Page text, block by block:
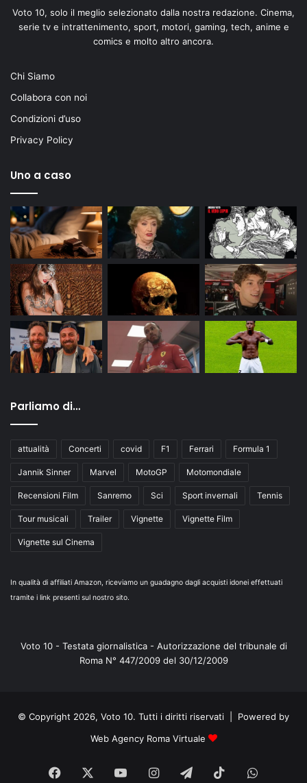
Voto 10, solo il meglio selezionato dalla nostra redazione. Cinema,
serie tv e intrattenimento, sport, motori, gaming, tech, anime e
comics e molto altro ancora.
Chi Siamo
Collabora con noi
Condizioni d’uso
Privacy Policy
Uno a caso
Parliamo di…
attualità Concerti covid F1 Ferrari Formula 1
Jannik Sinner Marvel MotoGP Motomondiale
Recensioni Film Sanremo Sci Sport invernali Tennis
Tour musicali Trailer Vignette Vignette Film
Vignette sul Cinema
In qualità di affiliati Amazon, riceviamo un guadagno dagli acquisti idonei effettuati
tramite i link presenti sul nostro sito.
Voto 10 - Testata giornalistica - Autorizzazione del tribunale di
Roma N° 447/2009 del 30/12/2009
© Copyright 2026, Voto 10. Tutti i diritti riservati | Powered by
Web Agency Roma Virtuale
Facebook You Instagram
TelegramTikTok